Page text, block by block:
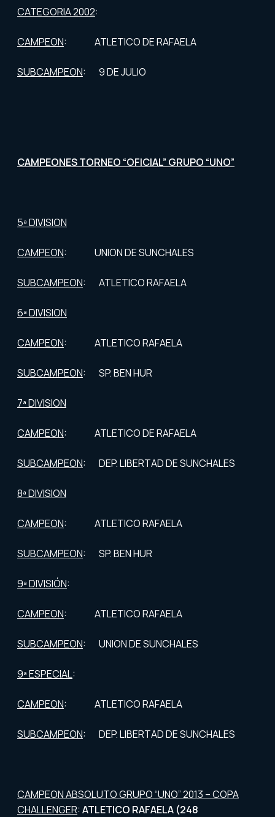
CATEGORIA 2002:
CAMPEON: ATLETICO DE RAFAELA
SUBCAMPEON: 9 DE JULIO
CAMPEONES TORNEO “OFICIAL” GRUPO “UNO”
5ª DIVISION
CAMPEON: UNION DE SUNCHALES
SUBCAMPEON: ATLETICO RAFAELA
6ª DIVISION
CAMPEON: ATLETICO RAFAELA
SUBCAMPEON: SP. BEN HUR
7ª DIVISION
CAMPEON: ATLETICO DE RAFAELA
SUBCAMPEON: DEP. LIBERTAD DE SUNCHALES
8ª DIVISION
CAMPEON: ATLETICO RAFAELA
SUBCAMPEON: SP. BEN HUR
9ª DIVISIÓN:
CAMPEON: ATLETICO RAFAELA
SUBCAMPEON: UNION DE SUNCHALES
9ª ESPECIAL:
CAMPEON: ATLETICO RAFAELA
SUBCAMPEON: DEP. LIBERTAD DE SUNCHALES
CAMPEON ABSOLUTO GRUPO “UNO” 2013 – COPA
CHALLENGER:ATLETICO RAFAELA (248